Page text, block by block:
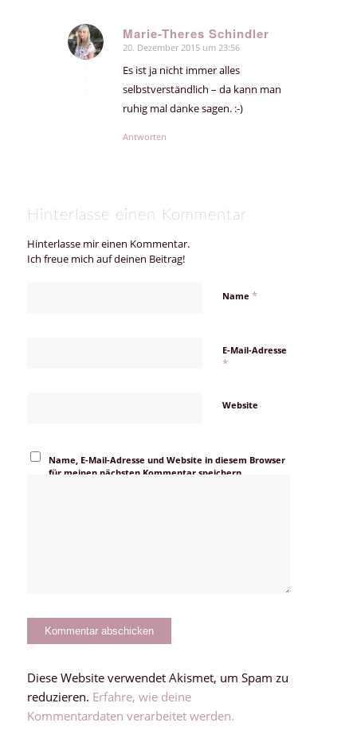
Marie-Theres Schindler
sagte:
20. Dezember 2015 um 23:56
Es ist ja nicht immer alles
selbstverständlich – da kann man
ruhig mal danke sagen. :-)
Antworten
Hinterlasse einen Kommentar
Hinterlasse mir einen Kommentar.
Ich freue mich auf deinen Beitrag!
Name *
E-Mail-Adresse
*
Website
Name, E-Mail-Adresse und Website in diesem Browser
für meinen nächsten Kommentar speichern.
Diese Website verwendet Akismet, um Spam zu
reduzieren. Erfahre, wie deine
Kommentardaten verarbeitet werden.